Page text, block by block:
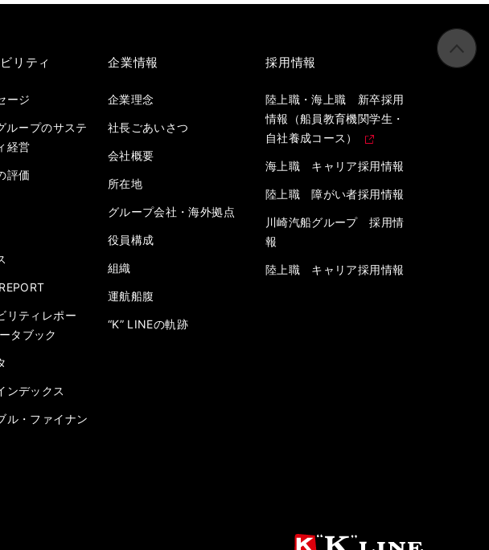
リティ
ージ
ループのサステ
経営
評価
リティレポー
タブック
ンデックス
ル・ファイナン
企業情報
企業理念
社長ごあいさつ
会社概要
所在地
グループ会社・海外拠点
役員構成
組織
運航船腹
“K” LINEの軌跡
採用情報
陸上職・海上職 新卒採用
情報（船員教育機関学生・
自社養成コース）
海上職 キャリア採用情報
陸上職 障がい者採用情報
川崎汽船グループ 採用情
報
陸上職 キャリア採用情報